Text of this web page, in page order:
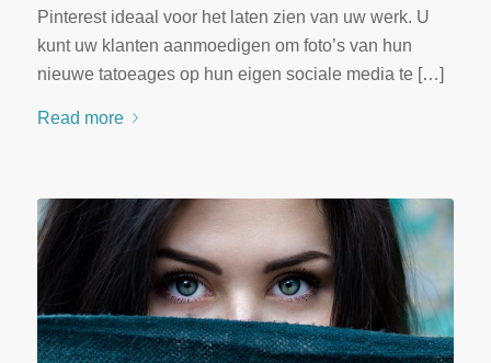
Pinterest ideaal voor het laten zien van uw werk. U
kunt uw klanten aanmoedigen om foto’s van hun
nieuwe tatoeages op hun eigen sociale media te […]
Read more